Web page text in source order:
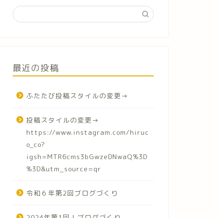
最近の投稿
ふたたび投稿スタイルの変更→
投稿スタイルの変更→
https://www.instagram.com/hiruc
o_co?
igsh=MTR6cms3bGwzeDNwaQ%3D
%3D&utm_source=qr
令和６年第2回ブログづくり